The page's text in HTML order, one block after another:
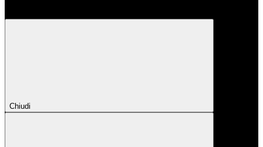
Chiudi